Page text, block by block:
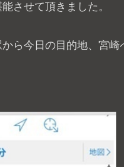
させて頂きました。
ら今日の目的地、宮崎